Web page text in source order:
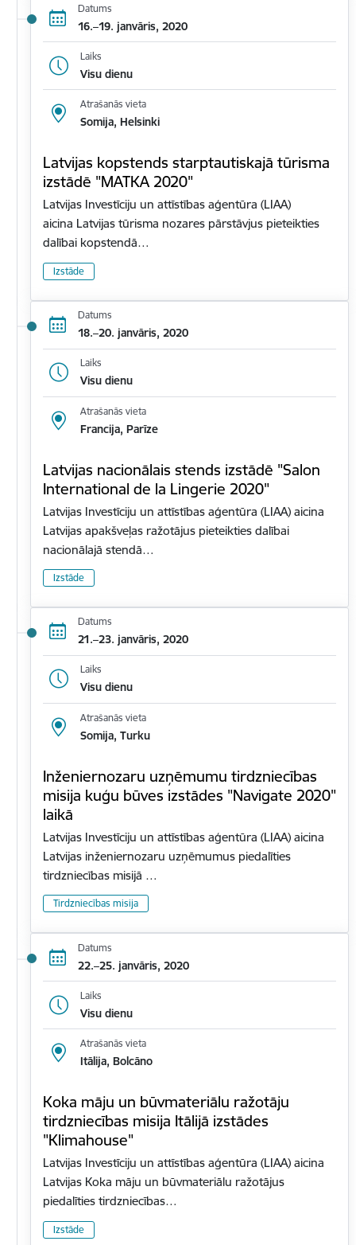
Datums
16.–19. janvāris, 2020
Laiks
Visu dienu
Atrašanās vieta
Somija, Helsinki
Latvijas kopstends starptautiskajā tūrisma
izstādē "MATKA 2020"
Latvijas Investīciju un attīstības aģentūra (LIAA)
aicina Latvijas tūrisma nozares pārstāvjus pieteikties
dalībai kopstendā…
Izstāde
Datums
18.–20. janvāris, 2020
Laiks
Visu dienu
Atrašanās vieta
Francija, Parīze
Latvijas nacionālais stends izstādē "Salon
International de la Lingerie 2020"
Latvijas Investīciju un attīstības aģentūra (LIAA) aicina
Latvijas apakšveļas ražotājus pieteikties dalībai
nacionālajā stendā…
Izstāde
Datums
21.–23. janvāris, 2020
Laiks
Visu dienu
Atrašanās vieta
Somija, Turku
Inženiernozaru uzņēmumu tirdzniecības
misija kuģu būves izstādes "Navigate 2020"
laikā
Latvijas Investīciju un attīstības aģentūra (LIAA) aicina
Latvijas inženiernozaru uzņēmumus piedalīties
tirdzniecības misijā …
Tirdzniecības misija
Datums
22.–25. janvāris, 2020
Laiks
Visu dienu
Atrašanās vieta
Itālija, Bolcāno
Koka māju un būvmateriālu ražotāju
tirdzniecības misija Itālijā izstādes
"Klimahouse"
Latvijas Investīciju un attīstības aģentūra (LIAA) aicina
Latvijas Koka māju un būvmateriālu ražotājus
piedalīties tirdzniecības…
Izstāde